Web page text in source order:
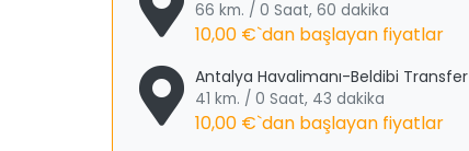
66 km. / 0 Saat, 60 dakika
10,00 €`dan başlayan fiyatlar
Antalya Havalimanı-Beldibi Transfer
41 km. / 0 Saat, 43 dakika
10,00 €`dan başlayan fiyatlar